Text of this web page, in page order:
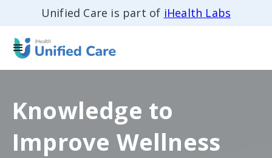
Unified Care is part of iHealth Labs
Knowledge to
Improve Wellness